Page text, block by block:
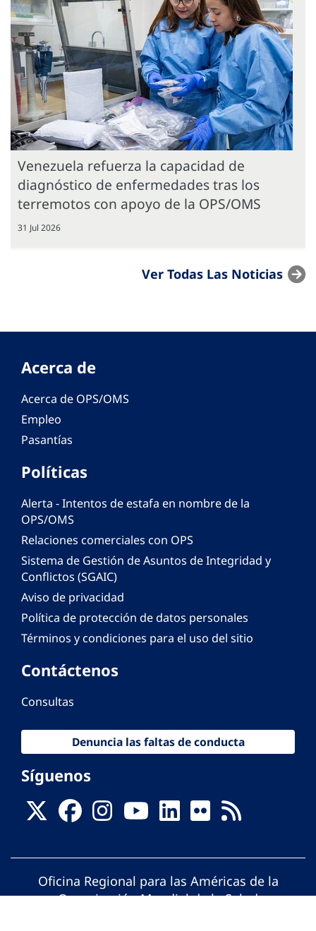
Venezuela refuerza la capacidad de
diagnóstico de enfermedades tras los
terremotos con apoyo de la OPS/OMS
31 Jul 2026
Ver Todas Las Noticias
Acerca de
Acerca de OPS/OMS
Empleo
Pasantías
Políticas
Alerta - Intentos de estafa en nombre de la
OPS/OMS
Relaciones comerciales con OPS
Sistema de Gestión de Asuntos de Integridad y
Conflictos (SGAIC)
Aviso de privacidad
Política de protección de datos personales
Términos y condiciones para el uso del sitio
Contáctenos
Consultas
Denuncia las faltas de conducta
Síguenos
Oficina Regional para las Américas de la
Organización Mundial de la Salud